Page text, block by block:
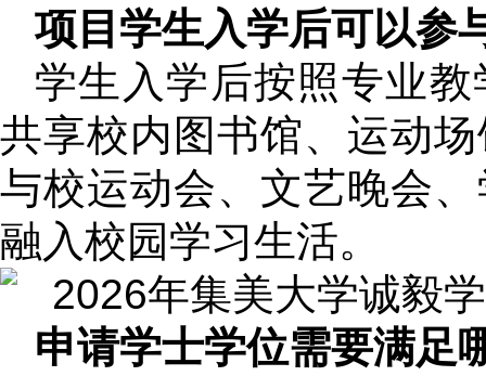
项目学生入学后可以参
学生入学后按照专业
共享校内图书馆、运动
与校运动会、文艺晚会
融入校园学习生活。
申请学士学位需要满足